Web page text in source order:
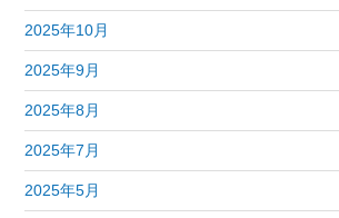
2025年10月
2025年9月
2025年8月
2025年7月
2025年5月